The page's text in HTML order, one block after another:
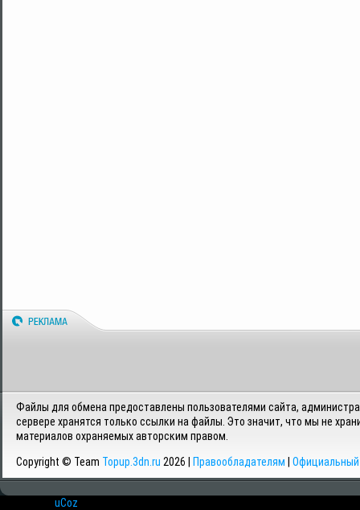
Файлы для обмена предоставлены пользователями сайта,
сервере хранятся только ссылки на файлы. Это значит, что мы не
материалов охраняемых авторским правом.
Copyright © Team Topup.3dn.ru 2026 | Правообладателям Официальный
uCoz